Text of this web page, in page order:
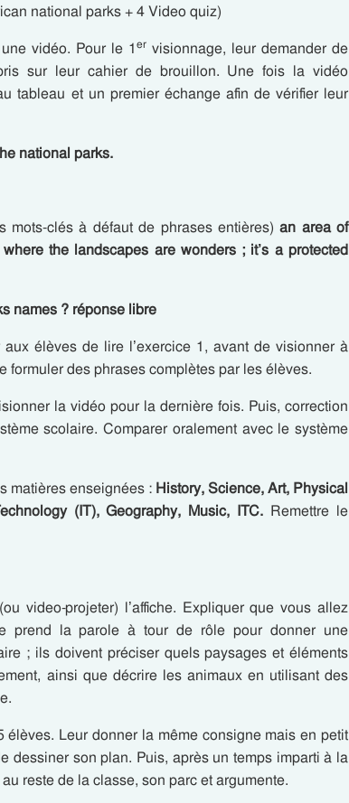
national parks + 4 Video quiz)
vidéo. Pour le 1er visionnage, leur demander de
sur leur cahier de brouillon. Une fois la vidéo
tableau et un premier échange afin de vérifier leur
national parks.
mots-clés à défaut de phrases entières) an area of
the landscapes are wonders ; it’s a protected
names ? réponse libre
élèves de lire l’exercice 1, avant de visionner à
formuler des phrases complètes par les élèves.
la vidéo pour la dernière fois. Puis, correction
scolaire. Comparer oralement avec le système
matières enseignées : History, Science, Art, Physical
(IT), Geography, Music, ITC. Remettre le
video-projeter) l’affiche. Expliquer que vous allez
prend la parole à tour de rôle pour donner une
; ils doivent préciser quels paysages et éléments
ainsi que décrire les animaux en utilisant des
élèves. Leur donner la même consigne mais en petit
dessiner son plan. Puis, après un temps imparti à la
reste de la classe, son parc et argumente.